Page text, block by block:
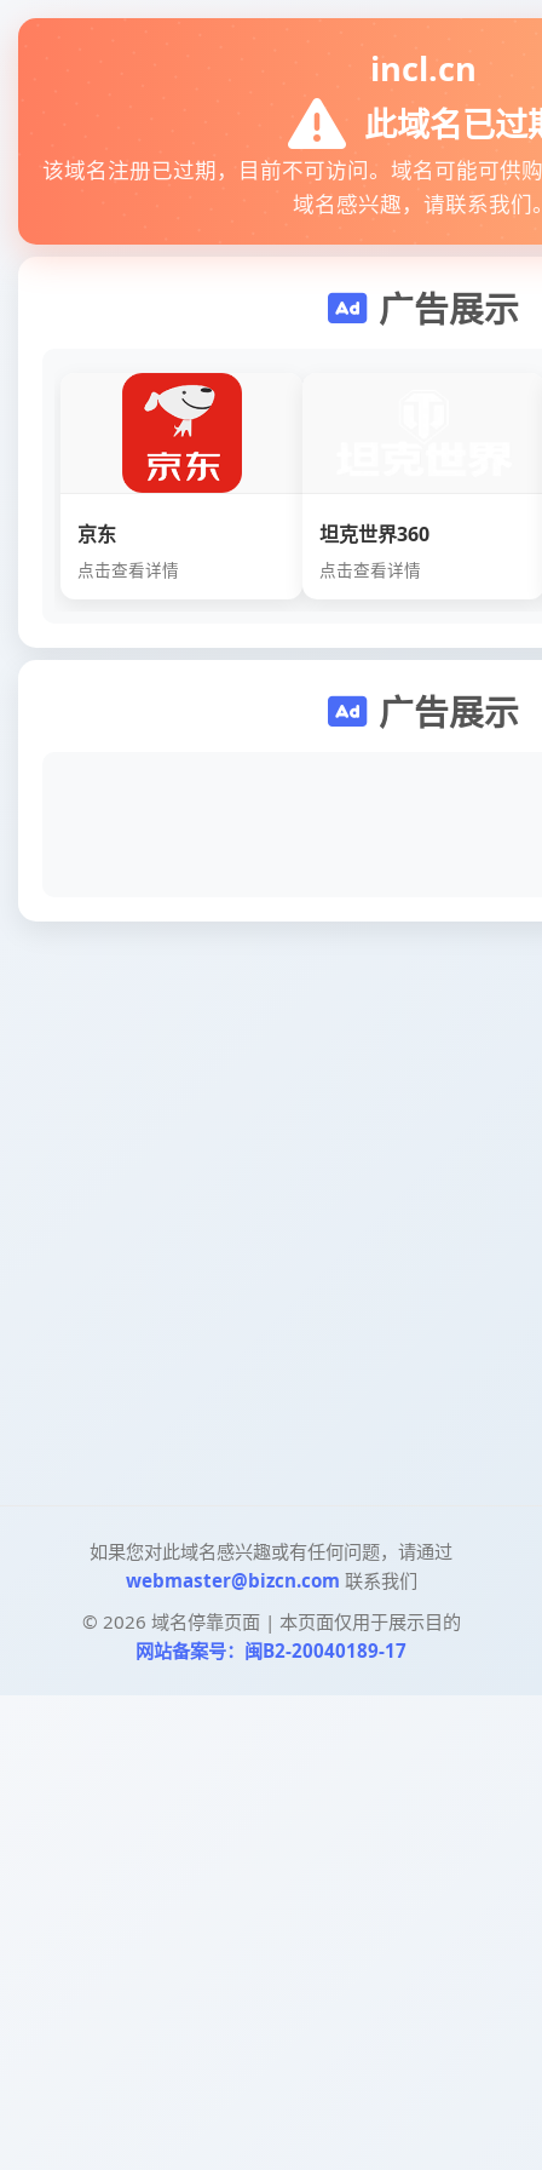
incl.cn
此域名已过
该域名注册已过期，目前不可访问。域名可能可供
域名感兴趣，请联系我们
广告展示
京东
点击查看详情
坦克世界360
点击查看详情
广告展示
如果您对此域名感兴趣或有任何问题，请通过
webmaster@bizcn.com 联系我们
© 2026 域名停靠页面 | 本页面仅用于展示目的
网站备案号：闽B2-20040189-17